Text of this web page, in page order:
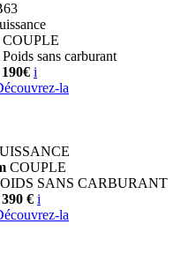
COUPLE
Poids sans carburant
i
la
COUPLE
SANS CARBURANT
€ i
la